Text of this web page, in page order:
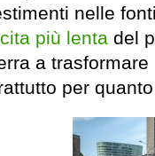
nelle
più lenta del
a
per